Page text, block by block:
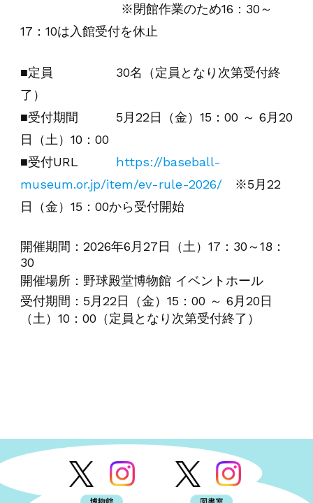
※閉館作業のため16：30～
17：10は入館受付を休止
■定員 30名（定員となり次第受付終
了）
■受付期間 5月22日（金）15：00 ～ 6月20
日（土）10：00
■受付URL https://baseball-
museum.or.jp/item/ev-rule-2026/※5月22
日（金）15：00から受付開始
開催期間：2026年6月27日（土）17：30～18：
30
開催場所：野球殿堂博物館 イベントホール
受付期間：5月22日（金）15：00 ～ 6月20日
（土）10：00（定員となり次第受付終了）